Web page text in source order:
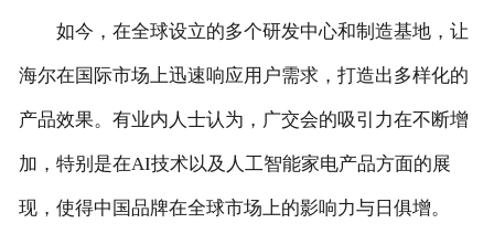
如今，在全球设立的多个研发中心和制造基地，让
海尔在国际市场上迅速响应用户需求，打造出多样化的
产品效果。有业内人士认为，广交会的吸引力在不断增
加，特别是在AI技术以及人工智能家电产品方面的展
现，使得中国品牌在全球市场上的影响力与日俱增。